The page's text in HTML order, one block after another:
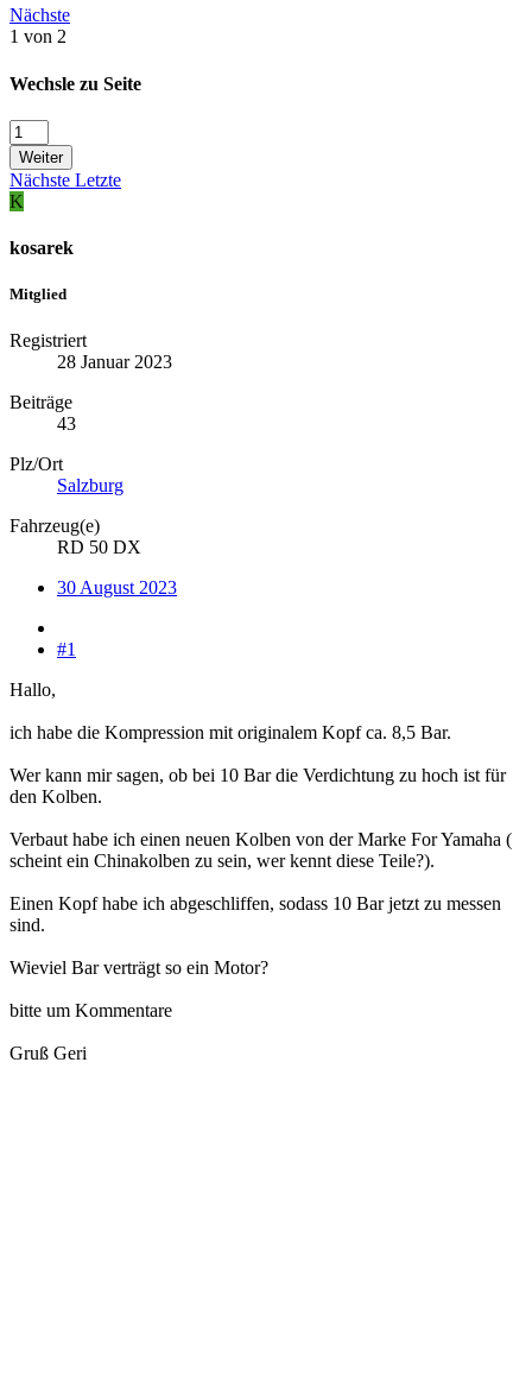
Nächste
1 von 2
Wechsle zu Seite
Weiter
Nächste Letzte
K
kosarek
Mitglied
Registriert
28 Januar 2023
Beiträge
43
Plz/Ort
Salzburg
Fahrzeug(e)
RD 50 DX
30 August 2023
#1
Hallo,
ich habe die Kompression mit originalem Kopf ca. 8,5 Bar.
Wer kann mir sagen, ob bei 10 Bar die Verdichtung zu hoch ist für
den Kolben.
Verbaut habe ich einen neuen Kolben von der Marke For Yamaha (
scheint ein Chinakolben zu sein, wer kennt diese Teile?).
Einen Kopf habe ich abgeschliffen, sodass 10 Bar jetzt zu messen
sind.
Wieviel Bar verträgt so ein Motor?
bitte um Kommentare
Gruß Geri